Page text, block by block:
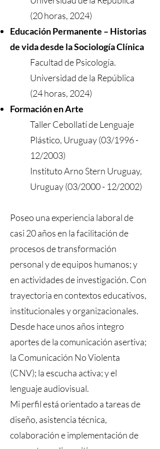
(20 horas, 2024)
Educación Permanente – Historias
de vida desde la Sociología Clínica
Facultad de Psicología.
Universidad de la República
(24 horas, 2024)
Formación en Arte
Taller Cebollatí de Lenguaje
Plástico, Uruguay (03/1996 -
12/2003)
Instituto Arno Stern Uruguay,
Uruguay (03/2000 - 12/2002)
Poseo una experiencia laboral de
casi 20 años en la facilitación de
procesos de transformación
personal y de equipos humanos; y
en actividades de investigación. Con
trayectoria en contextos educativos,
institucionales y organizacionales.
Desde hace unos años integro
aportes de la comunicación asertiva;
la Comunicación No Violenta
(CNV); la escucha activa; y el
lenguaje audiovisual.
Mi perfil está orientado a tareas de
diseño, asistencia técnica,
colaboración e implementación de